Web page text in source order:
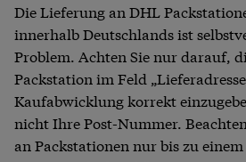
Die Lieferung an DHL
innerhalb Deutschlands ist
Problem. Achten Sie nur darauf,
Packstation im Feld
Kaufabwicklung korrekt
nicht Ihre Post-Nummer.
an Packstationen nur bis zu